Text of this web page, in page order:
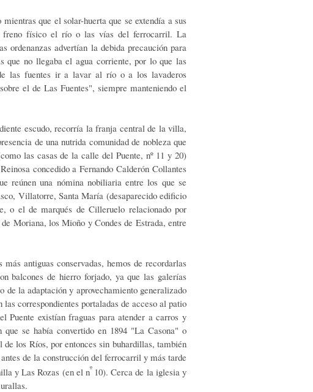
que el solar-huerta que se extendía a sus
freno físico el río o las vías del ferrocarril. La
ordenanzas advertían la debida precaución para
que no llegaba el agua corriente, por lo que las
las fuentes ir a lavar al río o a los lavaderos
el de Las Fuentes", siempre manteniendo el
escudo, recorría la franja central de la villa,
de una nutrida comunidad de nobleza que
las casas de la calle del Puente, nº 11 y 20)
concedido a Fernando Calderón Collantes
reúnen una nómina nobiliaria entre los que se
Villatorre, Santa María (desaparecido edificio
o el de marqués de Cilleruelo relacionado por
Moriana, los Mioño y Condes de Estrada, entre
antiguas conservadas, hemos de recordarlas
balcones de hierro forjado, ya que las galerías
de la adaptación y aprovechamiento generalizado
correspondientes portaladas de acceso al patio
Puente existían fraguas para atender a carros y
se había convertido en 1894 "La Casona" o
los Ríos, por entonces sin buhardillas, también
de la construcción del ferrocarril y más tarde
y Las Rozas (en el nº 10). Cerca de la iglesia y